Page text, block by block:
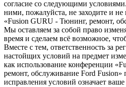
согласие со следующими
ними, пожалуйста, не заходите и не
«Fusion GURU - Тюнинг, ремонт,
Мы оставляем за собой право
время и сделаем всё возможное,
Вместе с тем, ответственность за
настойщих условий на предмет
как использование конференции
ремонт, обслуживание Ford Fusion»
исправления условий означает